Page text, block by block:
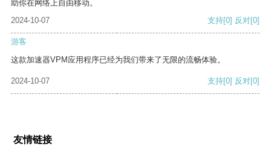
助你在网络上自由移动。
2024-10-07
支持[0] 反对[0]
游客
这款加速器VPM应用程序已经为我们带来了无限的流畅体验。
2024-10-07 支持[0] 反对[0]
友情链接